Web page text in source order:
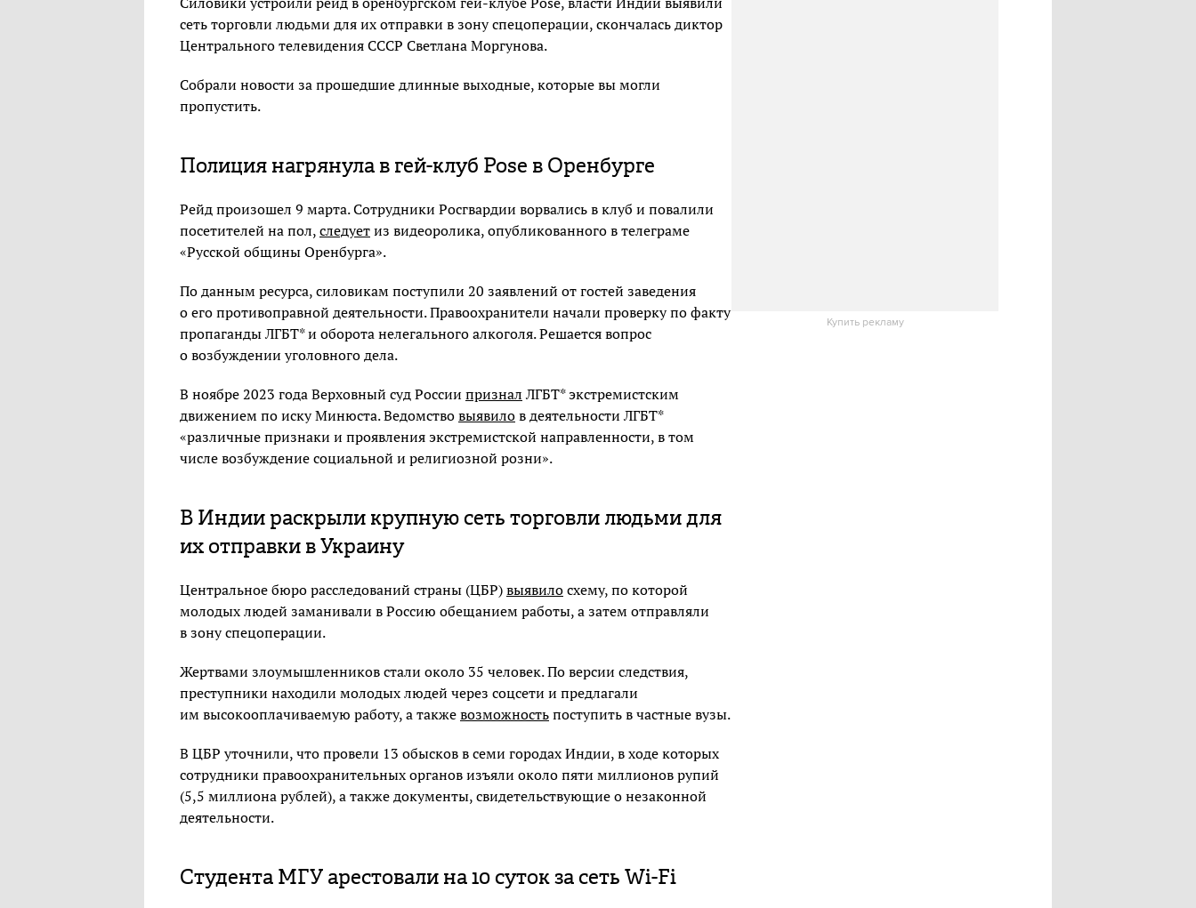
сеть торговли людьми для их отправки в зону спецоперации, скончалась диктор
Центрального телевидения СССР Светлана Моргунова.
Собрали новости за прошедшие длинные выходные, которые вы могли
пропустить.
Полиция нагрянула в гей-клуб Pose в Оренбурге
Рейд произошел 9 марта. Сотрудники Росгвардии ворвались в клуб и повалили
посетителей на пол,следуетиз видеоролика, опубликованного в телеграме
«Русской общины Оренбурга».
По данным ресурса, силовикам поступили 20 заявлений от гостей заведения
о его противоправной деятельности. Правоохранители начали проверку по факту
пропаганды ЛГБТ* и оборота нелегального алкоголя. Решается вопрос
о возбуждении уголовного дела.
В ноябре 2023 года Верховный суд России признал ЛГБТ* экстремистским
движением по иску Минюста. Ведомствовыявилов деятельности ЛГБТ*
«различные признаки и проявления экстремистской направленности, в том
числе возбуждение социальной и религиозной розни».
В Индии раскрыли крупную сеть торговли людьми для
их отправки в Украину
Центральное бюро расследований страны (ЦБР)выявилосхему, по которой
молодых людей заманивали в Россию обещанием работы, а затем отправляли
в зону спецоперации.
Жертвами злоумышленников стали около 35 человек. По версии следствия,
преступники находили молодых людей через соцсети и предлагали
им высокооплачиваемую работу, а такжевозможностьпоступить в частные вузы.
В ЦБР уточнили, что провели 13 обысков в семи городах Индии, в ходе которых
сотрудники правоохранительных органов изъяли около пяти миллионов рупий
(5,5 миллиона рублей), а также документы, свидетельствующие о незаконной
деятельности.
Студента МГУ арестовали на 10 суток за сеть Wi-Fi
Купить рекламу